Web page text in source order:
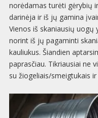
norėdamas turėti gėrybių
darinėja ir iš jų gamina
Vienos iš skaniausių uogų
norint iš jų pagaminti
kauliukus. Šiandien
paprasčiau. Tikriausiai ne
su žiogeliais/smeigtukais ir